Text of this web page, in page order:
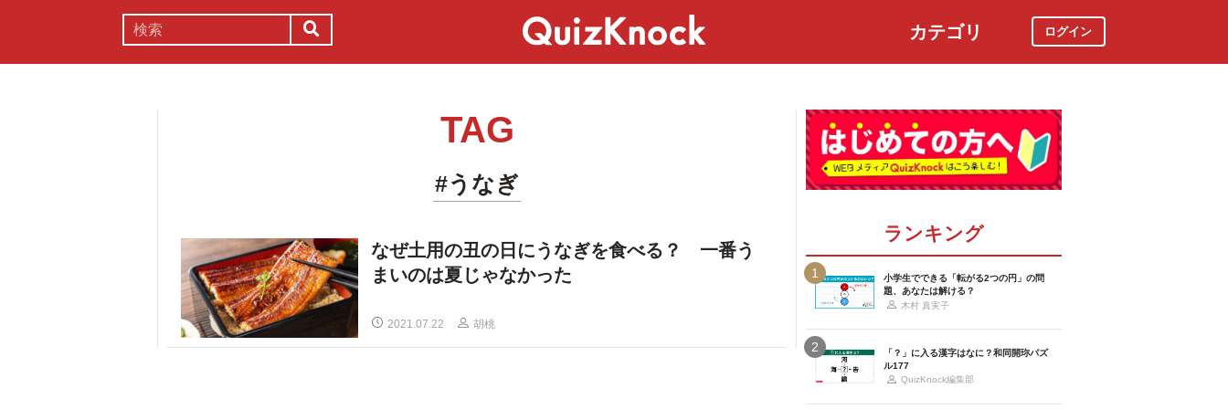
カテゴリ ログイン
TAG
#うなぎ
なぜ土用の丑の日にうなぎを食べる？ 一番う
まいのは夏じゃなかった
2021.07.22 胡桃
ランキング
1
小学生でできる「転がる2つの円」の問
題、あなたは解ける？
木村 真実子
2
「？」に入る漢字はなに？和同開珎パズ
ル177
QuizKnock編集部